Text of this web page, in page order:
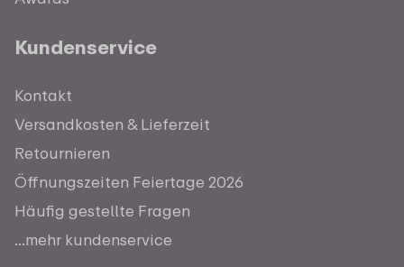
Kundenservice
Kontakt
Versandkosten & Lieferzeit
Retournieren
Öffnungszeiten Feiertage 2026
Häufig gestellte Fragen
...mehr kundenservice